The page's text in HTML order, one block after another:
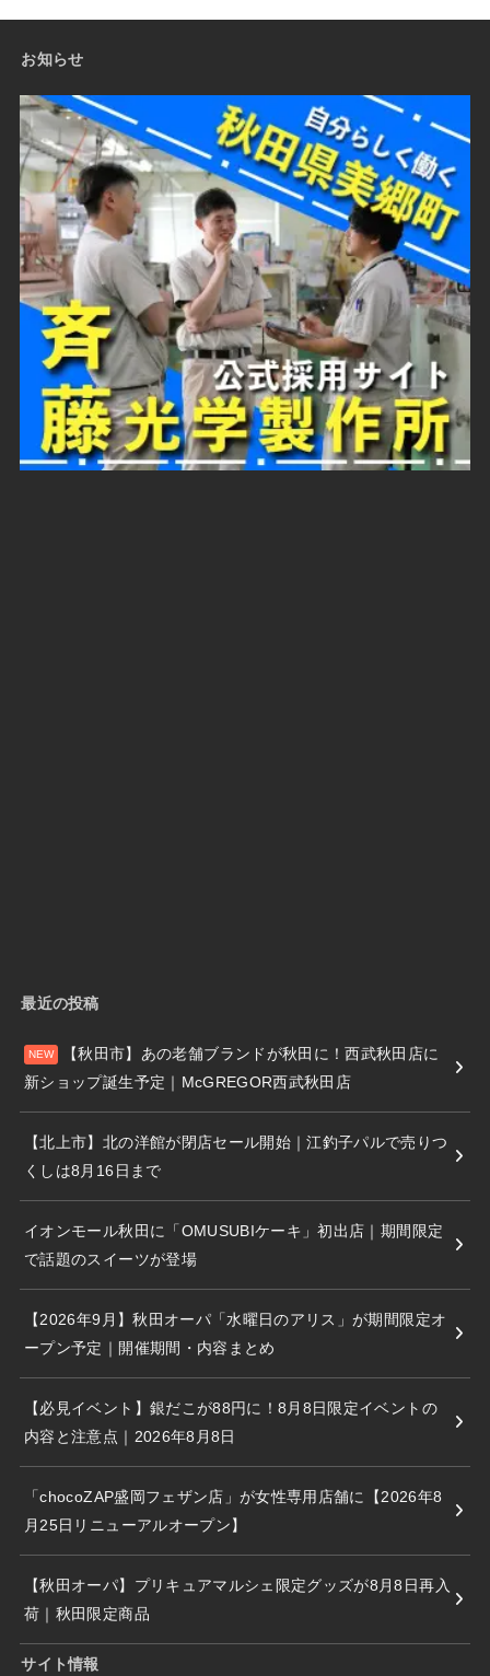
お知らせ
最近の投稿
【秋田市】あの老舗ブランドが秋田に！西武秋田店に
新ショップ誕生予定｜McGREGOR西武秋田店
【北上市】北の洋館が閉店セール開始｜江釣子パルで売りつ
くしは8月16日まで
イオンモール秋田に「OMUSUBIケーキ」初出店｜期間限定
で話題のスイーツが登場
【2026年9月】秋田オーパ「水曜日のアリス」が期間限定オ
ープン予定｜開催期間・内容まとめ
【必見イベント】銀だこが88円に！8月8日限定イベントの
内容と注意点｜2026年8月8日
「chocoZAP盛岡フェザン店」が女性専用店舗に【2026年8
月25日リニューアルオープン】
【秋田オーパ】プリキュアマルシェ限定グッズが8月8日再入
荷｜秋田限定商品
サイト情報